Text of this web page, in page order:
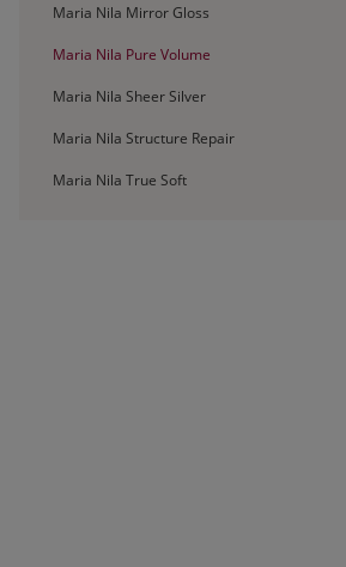
Maria Nila Mirror Gloss
Maria Nila Pure Volume
Maria Nila Sheer Silver
Maria Nila Structure Repair
Maria Nila True Soft